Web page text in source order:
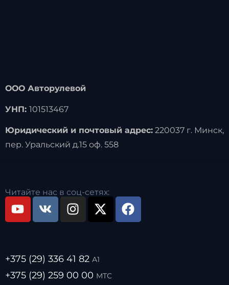
ООО Авторулевой
УНП: 101513467
Юридический и почтовый адрес:220037 г. Минск,
пер. Уральский д.15 оф. 558
Читайте нас в соц-сетях:
+375 (29) 336 41 82 А1
+375 (29) 259 00 00 МТС